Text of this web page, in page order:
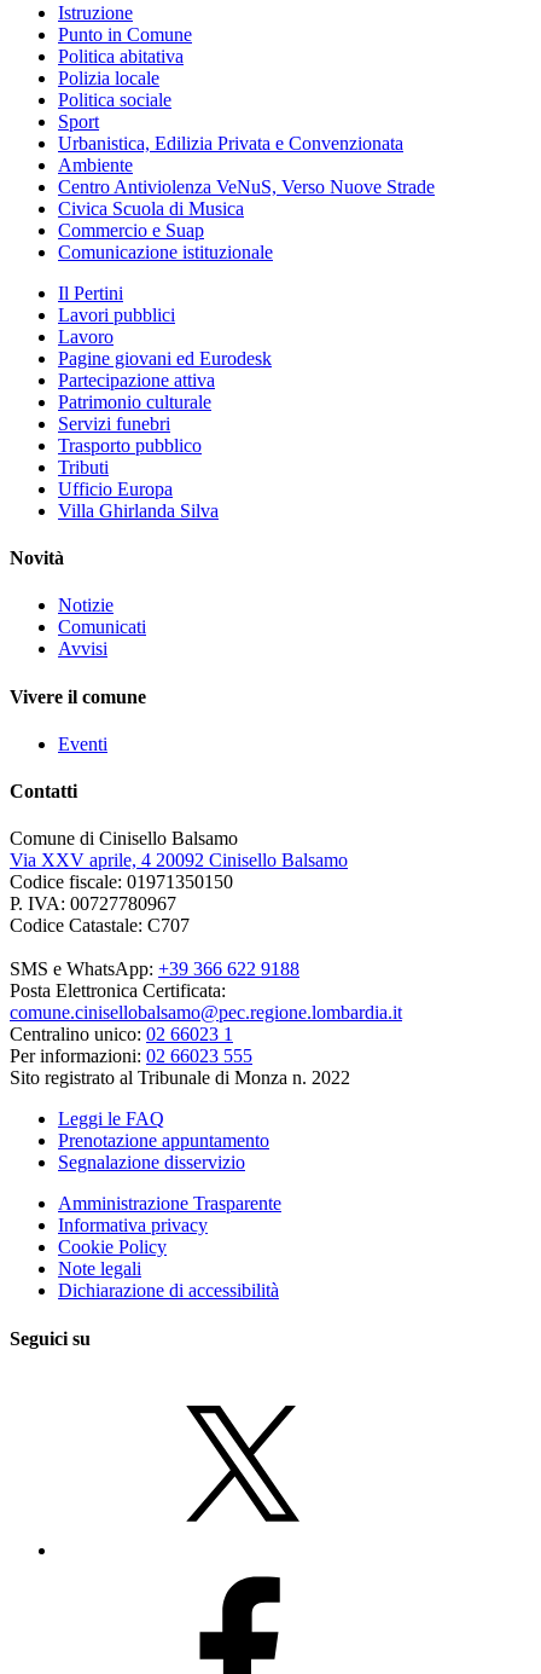
Istruzione
Punto in Comune
Politica abitativa
Polizia locale
Politica sociale
Sport
Urbanistica, Edilizia Privata e Convenzionata
Ambiente
Centro Antiviolenza VeNuS, Verso Nuove Strade
Civica Scuola di Musica
Commercio e Suap
Comunicazione istituzionale
Il Pertini
Lavori pubblici
Lavoro
Pagine giovani ed Eurodesk
Partecipazione attiva
Patrimonio culturale
Servizi funebri
Trasporto pubblico
Tributi
Ufficio Europa
Villa Ghirlanda Silva
Novità
Notizie
Comunicati
Avvisi
Vivere il comune
Eventi
Contatti
Comune di Cinisello Balsamo
Via XXV aprile, 4 20092 Cinisello Balsamo
Codice fiscale: 01971350150
P. IVA: 00727780967
Codice Catastale: C707
SMS e WhatsApp: +39 366 622 9188
Posta Elettronica Certificata:
comune.cinisellobalsamo@pec.regione.lombardia.it
Centralino unico: 02 66023 1
Per informazioni: 02 66023 555
Sito registrato al Tribunale di Monza n. 2022
Leggi le FAQ
Prenotazione appuntamento
Segnalazione disservizio
Amministrazione Trasparente
Informativa privacy
Cookie Policy
Note legali
Dichiarazione di accessibilità
Seguici su